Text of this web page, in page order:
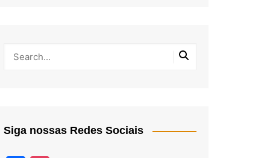
Siga nossas Redes Sociais